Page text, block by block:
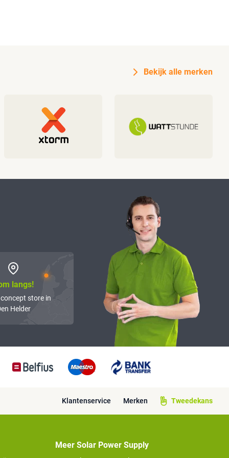
Bekijk alle merken
langs!
store in
Helder
Klantenservice Merken Tweedekans
Meer Solar Power Supply